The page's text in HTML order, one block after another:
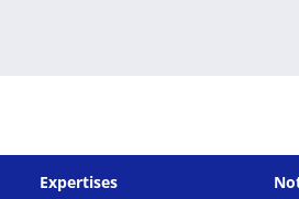
Expertises